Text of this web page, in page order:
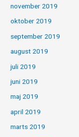
november 2019
oktober 2019
september 2019
august 2019
juli 2019
juni 2019
maj 2019
april 2019
marts 2019